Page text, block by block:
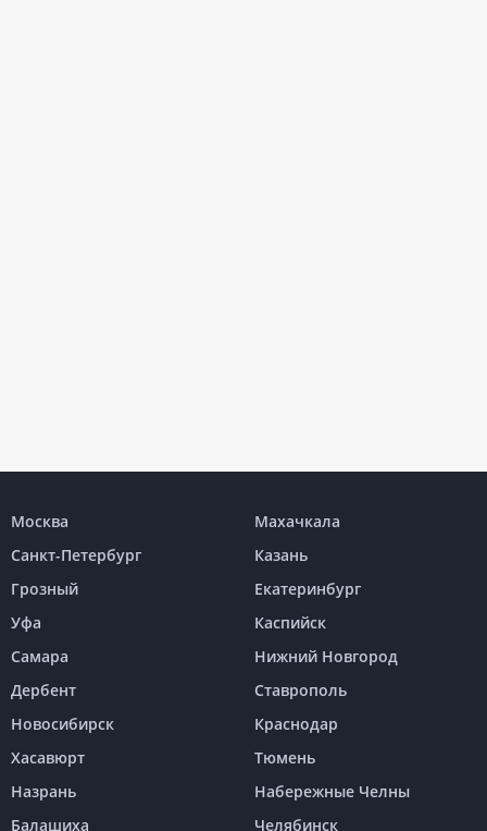
Москва
Махачкала
Санкт-Петербург
Казань
Грозный
Екатеринбург
Уфа
Каспийск
Самара
Нижний Новгород
Дербент
Ставрополь
Новосибирск
Краснодар
Хасавюрт
Тюмень
Назрань
Набережные Челны
Балашиха
Челябинск